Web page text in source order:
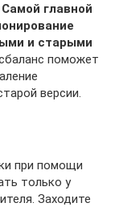
Самой главной
и старыми
поможет
версии.
при помощи
только у
Заходите